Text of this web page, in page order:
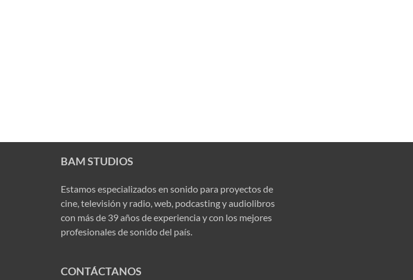
BAM STUDIOS
Estamos especializados en sonido para proyectos de
cine, televisión y radio, web, podcasting y audiolibros
con más de 39 años de experiencia y con los mejores
profesionales de sonido del país.
CONTÁCTANOS